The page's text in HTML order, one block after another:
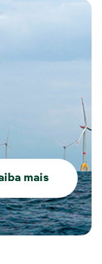
mais